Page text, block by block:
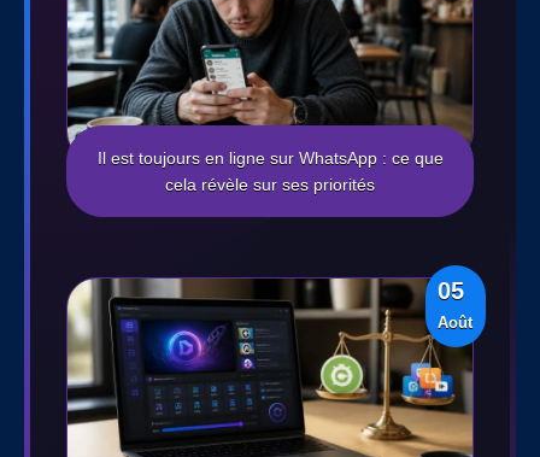
Il est toujours en ligne sur WhatsApp : ce que
cela révèle sur ses priorités
05
Août